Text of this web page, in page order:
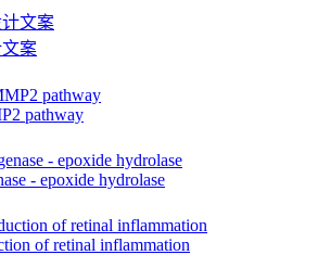
案
pathway
- epoxide hydrolase
of retinal inflammation